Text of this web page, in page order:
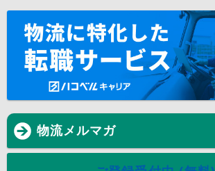
物流メルマガ